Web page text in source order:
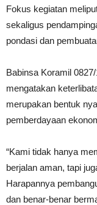
Fokus kegiatan
sekaligus
pondasi dan
Babinsa Koramil
mengatakan
merupakan bentuk
pemberdayaan
“Kami tidak hanya
berjalan aman, tapi
Harapannya
dan benar-benar